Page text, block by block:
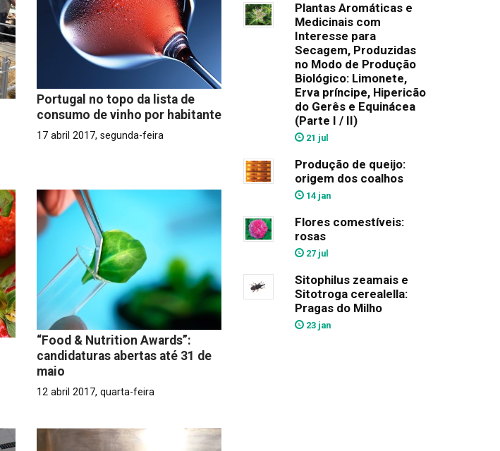
Portugal no topo da lista de
consumo de vinho por habitante
17 abril 2017, segunda-feira
“Food & Nutrition Awards”:
candidaturas abertas até 31 de
maio
12 abril 2017, quarta-feira
Plantas Aromáticas e
Medicinais com
Interesse para
Secagem, Produzidas
no Modo de Produção
Biológico: Limonete,
Erva príncipe, Hipericão
do Gerês e Equinácea
(Parte I / II)
21 jul
Produção de queijo:
origem dos coalhos
14 jan
Flores comestíveis:
rosas
27 jul
Sitophilus zeamais e
Sitotroga cerealella:
Pragas do Milho
23 jan